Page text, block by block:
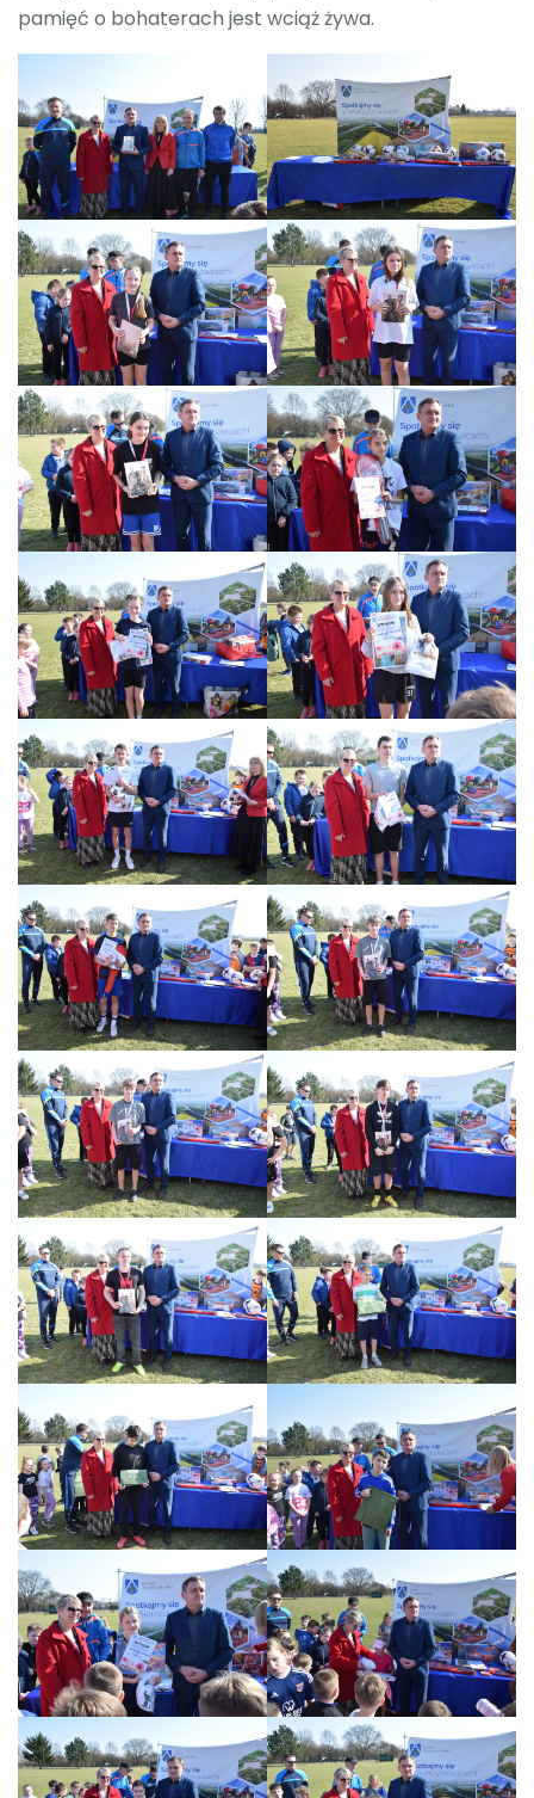
pamięć o bohaterach jest wciąż żywa.